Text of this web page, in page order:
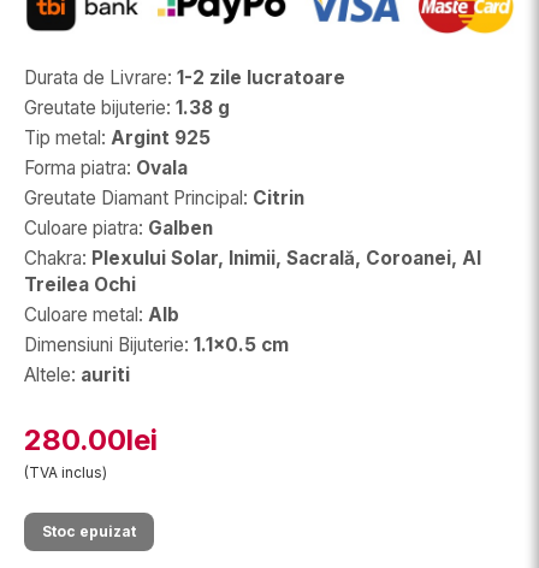
Durata de Livrare: 1-2 zile lucratoare
Greutate bijuterie: 1.38 g
Tip metal: Argint 925
Forma piatra: Ovala
Greutate Diamant Principal: Citrin
Culoare piatra: Galben
Chakra: Plexului Solar, Inimii, Sacrală, Coroanei, Al
Treilea Ochi
Culoare metal: Alb
Dimensiuni Bijuterie: 1.1x0.5 cm
Altele: auriti
280.00lei
(TVA inclus)
Stoc epuizat